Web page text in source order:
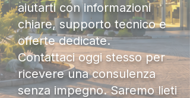
aiutarti con informazioni
chiare, supporto tecnico e
offerte dedicate.
Contattaci oggi stesso per
ricevere una consulenza
senza impegno. Saremo lieti